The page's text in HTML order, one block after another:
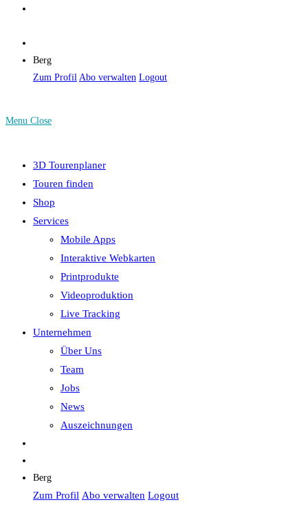
Berg
Zum Profil Abo verwalten Logout
Menu Close
3D Tourenplaner
Touren finden
Shop
Services
Mobile Apps
Interaktive Webkarten
Printprodukte
Videoproduktion
Live Tracking
Unternehmen
Über Uns
Team
Jobs
News
Auszeichnungen
Berg
Zum Profil Abo verwalten Logout